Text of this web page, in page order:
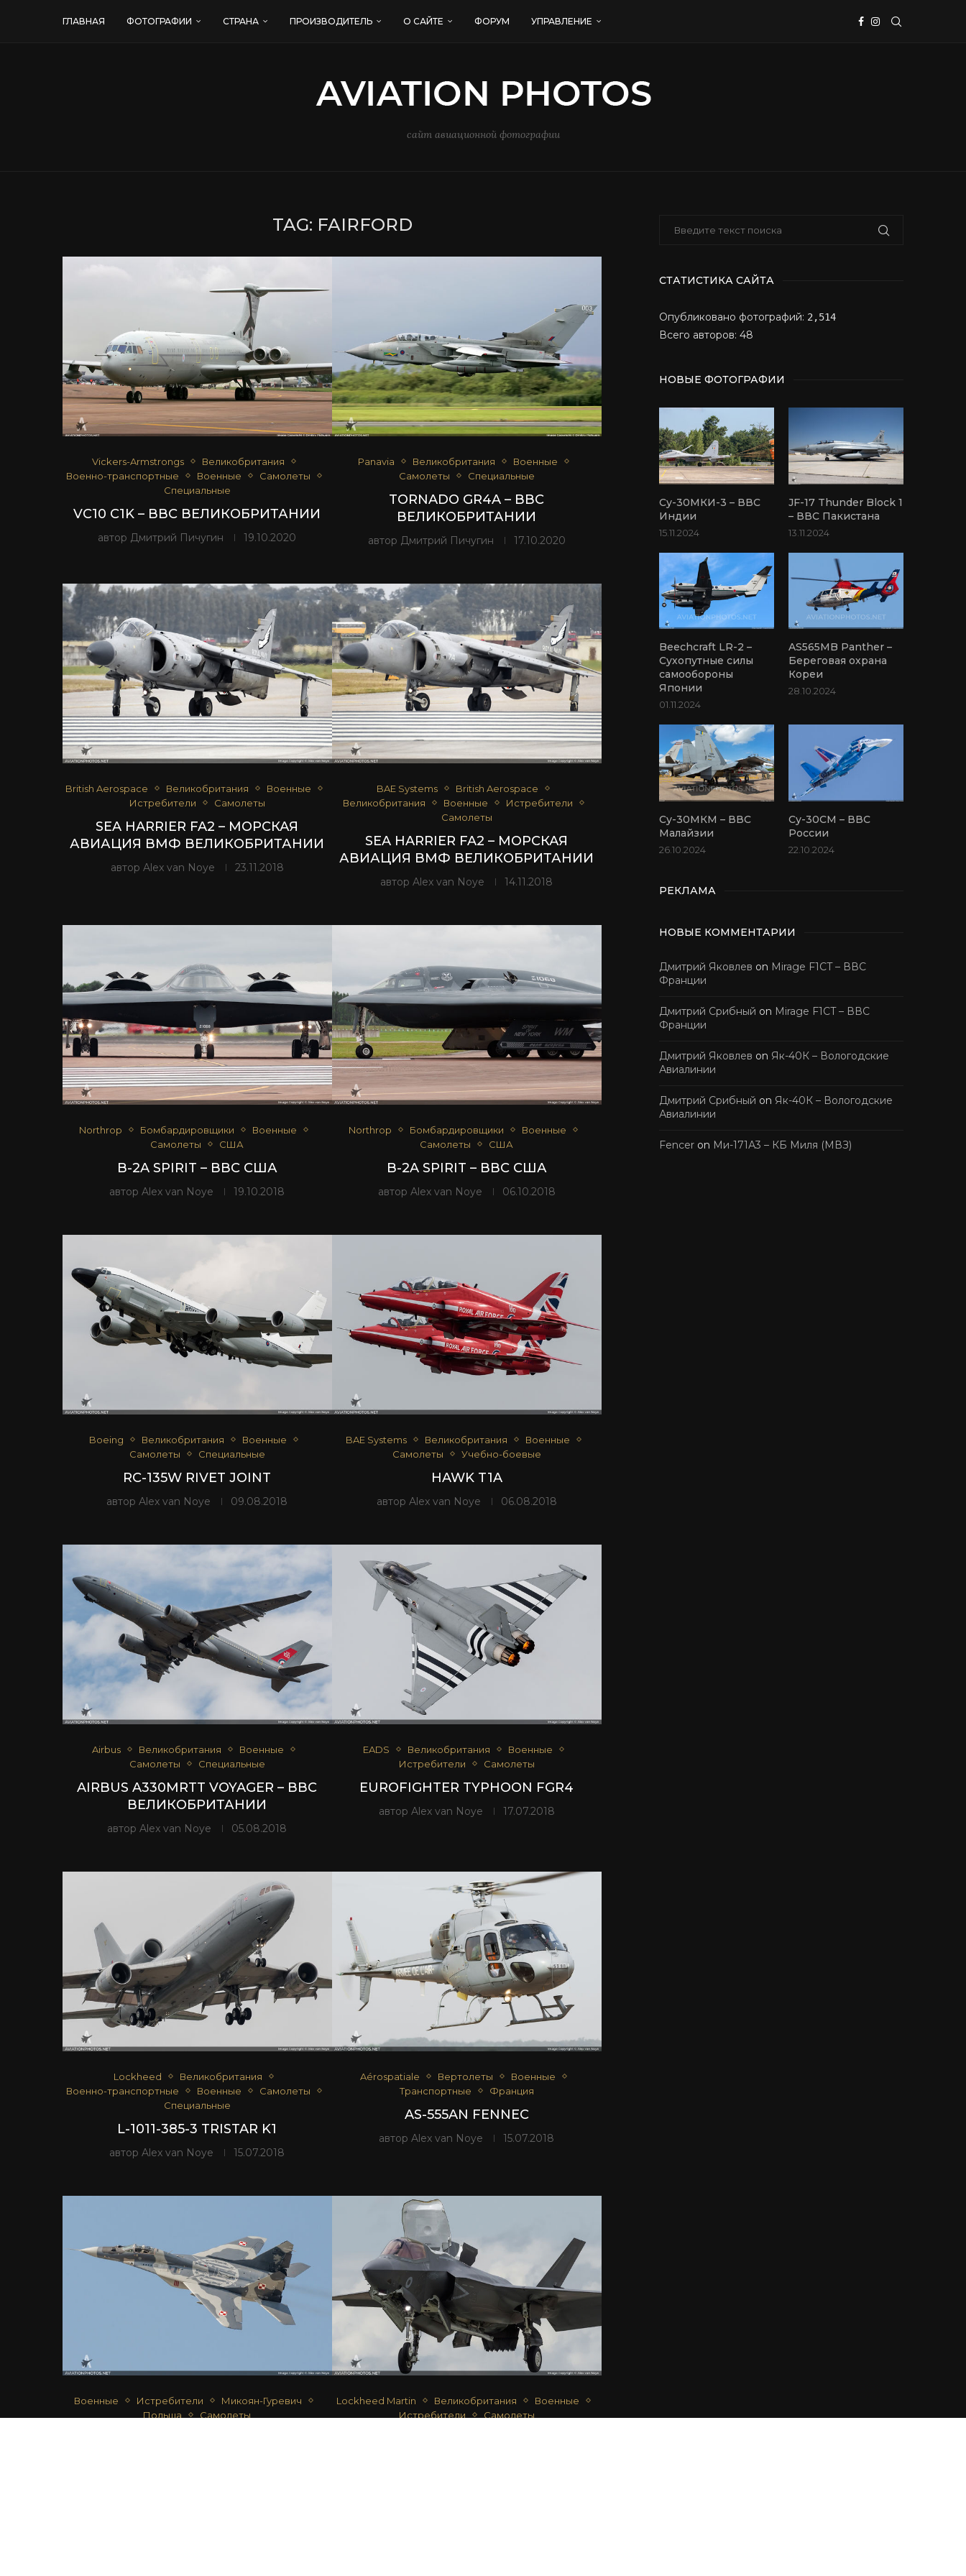
ГЛАВНАЯ ФОТОГРАФИИ СТРАНА ПРОИЗВОДИТЕЛЬ О САЙТЕ ФОРУМ УПРАВЛЕНИЕ
сайт авиационной фотографии
TAG: FAIRFORD
Vickers-Armstrongs
Великобритания
Военно-транспортные
Военные
Самолеты
Специальные
VC10 C1K – ВВС ВЕЛИКОБРИТАНИИ
автор Дмитрий Пичугин 19.10.2020
Panavia Великобритания
Военные
Самолеты
Специальные
TORNADO GR4A – ВВС
ВЕЛИКОБРИТАНИИ
автор Дмитрий Пичугин 17.10.2020
British Aerospace Великобритания
Военные
Истребители
Самолеты
SEA HARRIER FA2 – МОРСКАЯ
АВИАЦИЯ ВМФ ВЕЛИКОБРИТАНИИ
автор Alex van Noye 23.11.2018
BAE Systems
British Aerospace
Великобритания
Военные
Истребители
Самолеты
SEA HARRIER FA2 – МОРСКАЯ
АВИАЦИЯ ВМФ ВЕЛИКОБРИТАНИИ
авторAlex van Noye 14.11.2018
Northrop Бомбардировщики
Военные
Самолеты
США
B-2A SPIRIT – ВВС США
авторAlex van Noye 19.10.2018
Northrop Бомбардировщики
Военные
Самолеты
США
B-2A SPIRIT – ВВС США
автор Alex van Noye 06.10.2018
Boeing Великобритания
Военные
Самолеты
Специальные
RC-135W RIVET JOINT
авторAlex van Noye 09.08.2018
BAE Systems Великобритания
Военные
Самолеты
Учебно-боевые
HAWK T1A
автор Alex van Noye 06.08.2018
Airbus Великобритания
Военные
Самолеты
Специальные
AIRBUS A330MRTT VOYAGER – ВВС
ВЕЛИКОБРИТАНИИ
авторAlex van Noye 05.08.2018
EADS Великобритания
Военные
Истребители
Самолеты
EUROFIGHTER TYPHOON FGR4
автор Alex van Noye 17.07.2018
Lockheed
Великобритания
Военно-транспортные
Военные
Самолеты
Специальные
L-1011-385-3 TRISTAR K1
авторAlex van Noye 15.07.2018
Aérospatiale Вертолеты
Военные
Транспортные
Франция
AS-555AN FENNEC
авторAlex van Noye 15.07.2018
Военные Истребители
Микоян-Гуревич
Польша
Самолеты
Lockheed Martin Великобритания
Военные
Истребители
Самолеты
СТАТИСТИКА САЙТА
Опубликовано фотографий: 2,514
Всего авторов: 48
НОВЫЕ ФОТОГРАФИИ
Су-30МКИ-3 – ВВС
Индии
15.11.2024
JF-17 Thunder Block 1
– ВВС Пакистана
13.11.2024
Beechcraft LR-2 –
Сухопутные силы
самообороны
Японии
01.11.2024
AS565MB Panther –
Береговая охрана
Кореи
28.10.2024
Су-30МКМ – ВВС
Малайзии
26.10.2024
Су-30СМ – ВВС
России
22.10.2024
РЕКЛАМА
НОВЫЕ КОММЕНТАРИИ
Дмитрий Яковлев on Mirage F1CT – ВВС
Франции
Дмитрий Срибный on Mirage F1CT – ВВС
Франции
Дмитрий Яковлев on Як-40К – Вологодские
Авиалинии
Дмитрий Срибный on Як-40К – Вологодские
Авиалинии
Fencer on Ми-171А3 – КБ Миля (МВЗ)